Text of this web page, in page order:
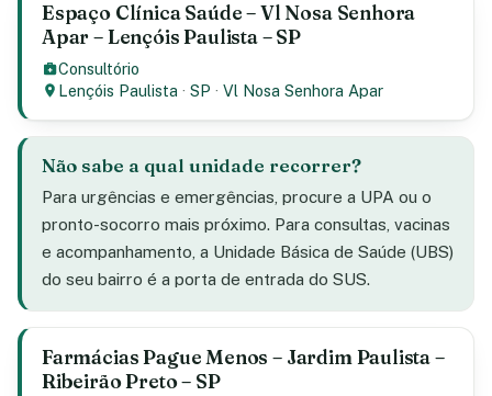
Espaço Clínica Saúde – Vl Nosa Senhora
Apar – Lençóis Paulista – SP
Consultório
Lençóis Paulista ·SP ·Vl Nosa Senhora Apar
Não sabe a qual unidade recorrer?
Para urgências e emergências, procure a UPA ou o
pronto-socorro mais próximo. Para consultas, vacinas
e acompanhamento, a Unidade Básica de Saúde (UBS)
do seu bairro é a porta de entrada do SUS.
Farmácias Pague Menos – Jardim Paulista –
Ribeirão Preto – SP